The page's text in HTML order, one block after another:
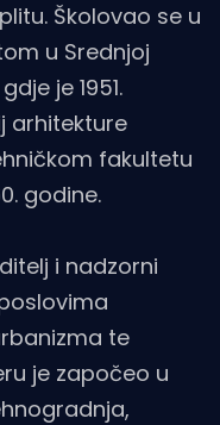
Školovao se u
u Srednjoj
je 1951.
arhitekture
fakultetu
godine.
i nadzorni
te
je započeo u